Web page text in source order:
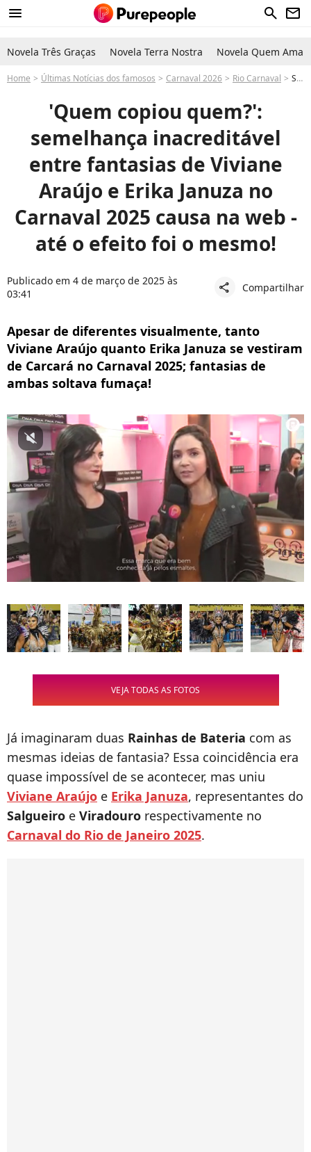
menu search newsletter
Novela Três Graças Novela Terra Nostra Novela Quem Ama
Home Últimas Notícias dos famosos Carnaval 2026 Rio Carnaval Semelhança inacreditável entre fantasias de Viviane Araújo e Erika Januza no Carnaval 2025 causa na web: 'Quem copiou quem?'
'Quem copiou quem?':
semelhança inacreditável
entre fantasias de Viviane
Araújo e Erika Januza no
Carnaval 2025 causa na web -
até o efeito foi o mesmo!
Publicado em 4 de março de 2025 às
03:41
share Compartilhar
Apesar de diferentes visualmente, tanto
Viviane Araújo quanto Erika Januza se vestiram
de Carcará no Carnaval 2025; fantasias de
ambas soltava fumaça!
VEJA TODAS AS FOTOS
Já imaginaram duas Rainhas de Bateria com as
mesmas ideias de fantasia? Essa coincidência era
quase impossível de se acontecer, mas uniu
Viviane Araújo e Erika Januza, representantes do
Salgueiro e Viradouro respectivamente no
Carnaval do Rio de Janeiro 2025.